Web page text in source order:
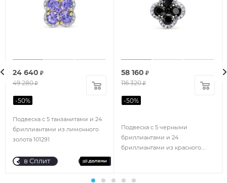
Подвеска с 5 танзанитами и 24
бриллиантами из лимонного
золота 101291
24 640 ₽
49 280₽
-50%
в Сплит
Подвеска с 5 черными
бриллиантами и 24
бриллиантами из красного
58 160 ₽
116 320₽
-50%